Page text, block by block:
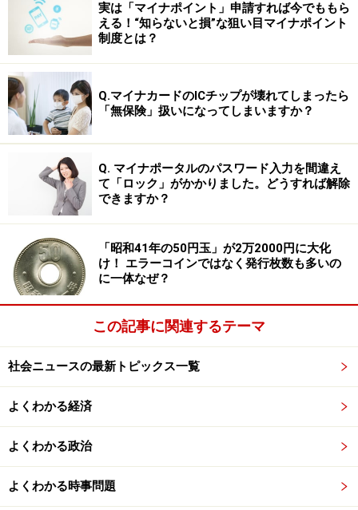
なぜ専門医の時代に、“全体を診る医師”が
求められるのか
日本の医療は、世界でもトップレベルの高度な技術と専
門性を誇ります。一方で、内科、循環器科、呼吸器内
科、消化器内科、整形外科、など、極めて細かく診療科
が分かれているため、「自分が何科にかかればいいか分
からない」という患者の声は後を絶ちません。
「疲れが取れない」「微熱が続く」「痛みが続く部位が
ある」「複数の症状があるが異常が見つからない」——こ
のような曖昧な症状を抱えた患者に対し、専門医制度だ
けでは対応しきれない場面が少なくないのです。
そうした中で登場したのが「総合診療医」。特定の臓器
体を診る「全人的医療」を担う存在です。
「総合診療医」とはどんな医師？ 医療の“司
令塔”としての役割も
総合診療医（Generalist）は、特定の臓器に限定せず、幅
広い知識と視野で患者を診る医師です。病気そのものだ
実は「マイナポイント」申請すれば今でももら
える！“知らないと損”な狙い目マイナポイント
制度とは？
Q.マイナカードのICチップが壊れてしまったら
「無保険」扱いになってしまいますか？
Q. マイナポータルのパスワード入力を間違え
て「ロック」がかかりました。どうすれば解除
できますか？
「昭和41年の50円玉」が2万2000円に大化
け！ エラーコインではなく発行枚数も多いの
に一体なぜ？
この記事に関連するテーマ
社会ニュースの最新トピックス一覧
よくわかる経済
よくわかる政治
よくわかる時事問題